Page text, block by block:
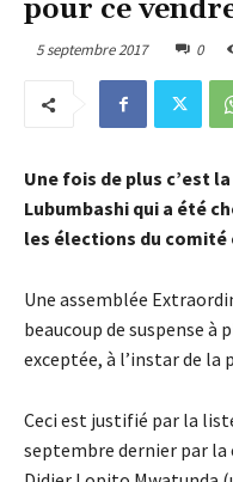
pour ce
5 septembre 2017 0
Une fois de plus c’est
Lubumbashi qui a été
les élections du comité
Une assemblée
beaucoup de suspense à
exceptée, à l’instar de la
Ceci est justifié par la
septembre dernier par